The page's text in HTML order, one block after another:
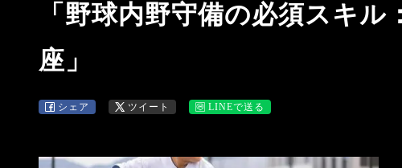
「野球内野守備の必須スキ
座」
シェア ツイート LINEで送る